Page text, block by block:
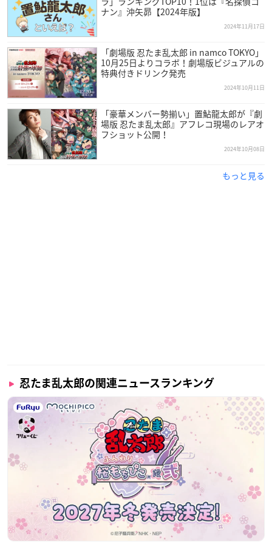
ナン』沖矢昴【2024年版】
2024年11月17日
「劇場版 忍たま乱太郎 in namco TOKYO」
10月25日よりコラボ！劇場版ビジュアルの
特典付きドリンク発売
2024年10月11日
「豪華メンバー勢揃い」置鮎龍太郎が『劇
場版 忍たま乱太郎』アフレコ現場のレアオ
フショット公開！
2024年10月08日
もっと見る
忍たま乱太郎の関連ニュースランキング